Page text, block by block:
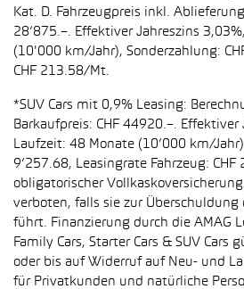
Kat. D. Fahrzeugpreis inkl.
28’875.–. Effektiver Jahreszins
(10'000 km/Jahr), Sonderzahlung:
CHF 213.58/Mt.
*SUV Cars mit 0,9% Leasing:
Barkaufpreis: CHF 44920.–. Effektiver
Laufzeit: 48 Monate (10’000 km/
9’257.68, Leasingrate Fahrzeug:
obligatorischer
verboten, falls sie zur Überschuldung
führt. Finanzierung durch die AMAG
Family Cars, Starter Cars & SUV Cars
oder bis auf Widerruf auf Neu- und
für Privatkunden und natürliche